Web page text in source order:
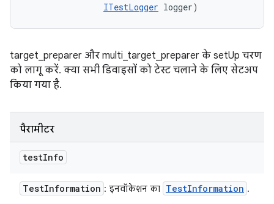
ITestLogger logger)
target_preparer और multi_target_preparer के setUp चरण
को लागू करें. क्या सभी डिवाइसों को टेस्ट चलाने के लिए सेटअप
किया गया है.
पैरामीटर
testInfo
TestInformation : इनवॉकेशन का TestInformation .